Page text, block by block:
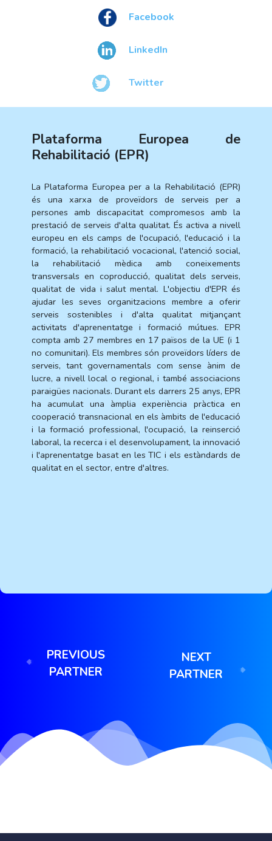
Facebook
LinkedIn
Twitter
Plataforma Europea de
Rehabilitació (EPR)
La Plataforma Europea per a la Rehabilitació (EPR)
és una xarxa de proveïdors de serveis per a
persones amb discapacitat compromesos amb la
prestació de serveis d'alta qualitat. És activa a nivell
europeu en els camps de l'ocupació, l'educació i la
formació, la rehabilitació vocacional, l'atenció social,
la rehabilitació mèdica amb coneixements
transversals en coproducció, qualitat dels serveis,
qualitat de vida i salut mental. L'objectiu d'EPR és
ajudar les seves organitzacions membre a oferir
serveis sostenibles i d'alta qualitat mitjançant
activitats d'aprenentatge i formació mútues. EPR
compta amb 27 membres en 17 països de la UE (i 1
no comunitari). Els membres són proveïdors líders de
serveis, tant governamentals com sense ànim de
lucre, a nivell local o regional, i també associacions
paraigües nacionals. Durant els darrers 25 anys, EPR
ha acumulat una àmplia experiència pràctica en
cooperació transnacional en els àmbits de l'educació
i la formació professional, l'ocupació, la reinserció
laboral, la recerca i el desenvolupament, la innovació
i l'aprenentatge basat en les TIC i els estàndards de
qualitat en el sector, entre d'altres.
PREVIOUS
PARTNER
NEXT
PARTNER